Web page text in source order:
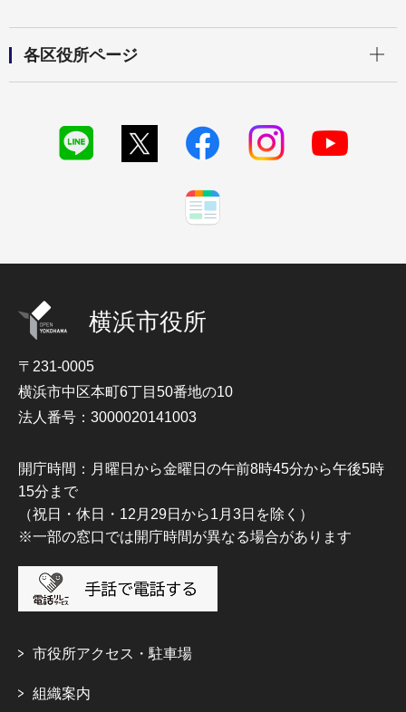
各区役所ページ
横浜市役所
〒231-0005
横浜市中区本町6丁目50番地の10
法人番号：3000020141003
開庁時間：月曜日から金曜日の午前8時45分から午後5時
15分まで
（祝日・休日・12月29日から1月3日を除く）
※一部の窓口では開庁時間が異なる場合があります
市役所アクセス・駐車場
組織案内